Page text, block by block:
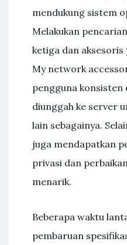
mendukung sistem
Melakukan
ketiga dan aksesoris
My network
pengguna konsisten
diunggah ke server
lain sebagainya.
juga mendapatkan
privasi dan
menarik.
Beberapa waktu
pembaruan